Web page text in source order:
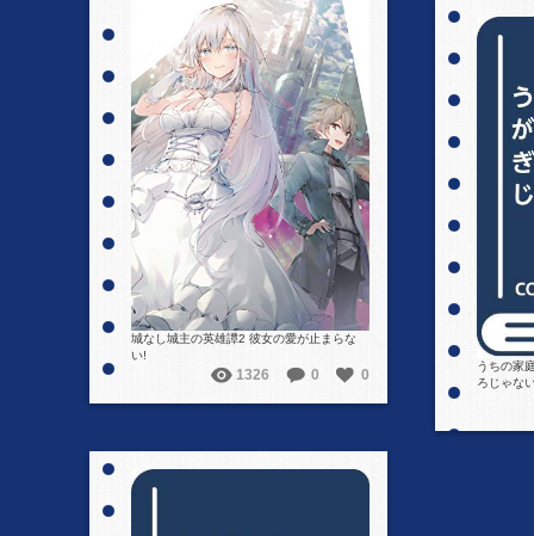
詳細を見る
城なし城主の英雄譚2 彼女の愛が止まらな
い!
1326 0 0
うちの家
ろじゃな